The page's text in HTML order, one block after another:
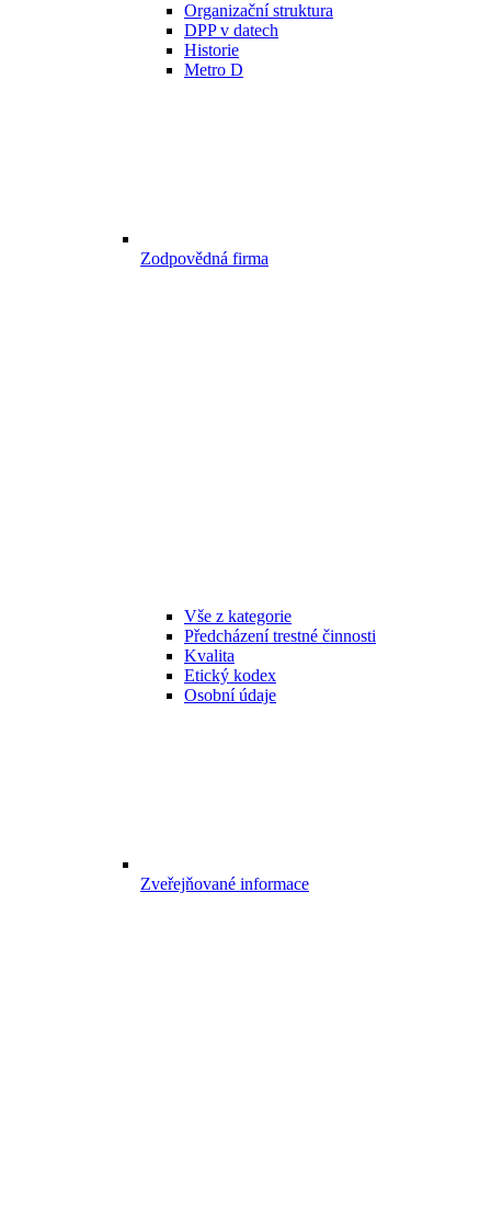
Organizační struktura
DPP v datech
Historie
Metro D
Zodpovědná firma
Vše z kategorie
Předcházení trestné činnosti
Kvalita
Etický kodex
Osobní údaje
Zveřejňované informace